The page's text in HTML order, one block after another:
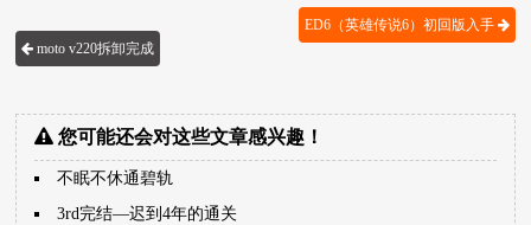
moto v220拆卸完成
ED6（英雄传说6）初回版入手
您可能还会对这些文章感兴趣！
不眠不休通碧轨
3rd完结—迟到4年的通关